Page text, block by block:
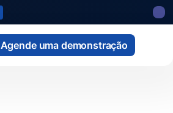
Agende uma demonstração